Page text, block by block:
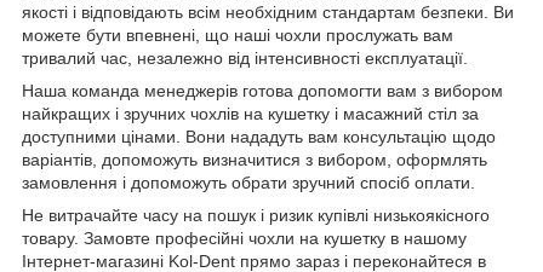
якості і відповідають всім необхідним стандартам безпеки. Ви
можете бути впевнені, що наші чохли прослужать вам
тривалий час, незалежно від інтенсивності експлуатації.
Наша команда менеджерів готова допомогти вам з вибором
найкращих і зручних чохлів на кушетку і масажний стіл за
доступними цінами. Вони нададуть вам консультацію щодо
варіантів, допоможуть визначитися з вибором, оформлять
замовлення і допоможуть обрати зручний спосіб оплати.
Не витрачайте часу на пошук і ризик купівлі низькоякісного
товару. Замовте професійні чохли на кушетку в нашому
Інтернет-магазині Kol-Dent прямо зараз і переконайтеся в